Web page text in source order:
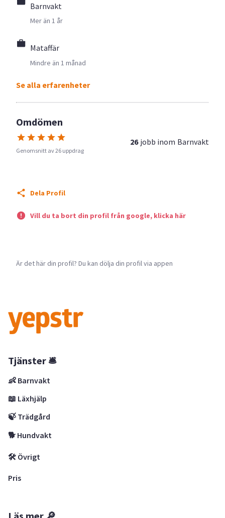
Barnvakt
Mer än 1 år
Mataffär
Mindre än 1 månad
Se alla erfarenheter
Omdömen
Genomsnitt av 26 uppdrag
26 jobb inom Barnvakt
Dela Profil
Vill du ta bort din profil från google, klicka här
Är det här din profil? Du kan dölja din profil via appen
Tjänster 🛎
👶 Barnvakt
📖 Läxhjälp
🍃 Trädgård
🐕 Hundvakt
🛠 Övrigt
Pris
Läs mer 🔎